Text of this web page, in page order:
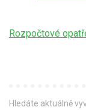
Rozpočtové
Hledáte aktuálně